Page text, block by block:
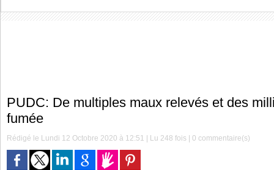
PUDC: De multiples maux relevés et des
fumée
Rédigé le Lundi 12 Octobre 2020 à 12:51 | Lu 248 fois |0 commentaire(s)